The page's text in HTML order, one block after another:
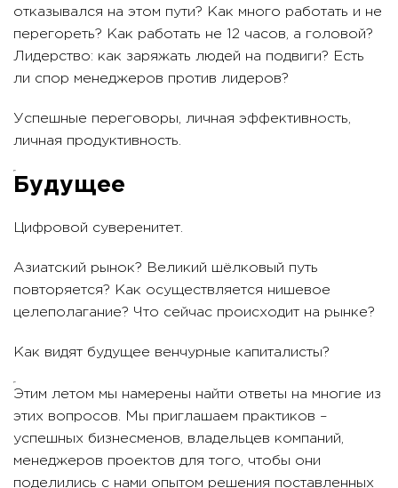
отказывался на этом пути? Как много работать и не
перегореть? Как работать не 12 часов, а головой?
Лидерство: как заряжать людей на подвиги? Есть
ли спор менеджеров против лидеров?
Успешные переговоры, личная эффективность,
личная продуктивность.
Будущее
Цифровой суверенитет.
Азиатский рынок? Великий шёлковый путь
повторяется? Как осуществляется нишевое
целеполагание? Что сейчас происходит на рынке?
Как видят будущее венчурные капиталисты?
Этим летом мы намерены найти ответы на многие из
этих вопросов. Мы приглашаем практиков –
успешных бизнесменов, владельцев компаний,
менеджеров проектов для того, чтобы они
поделились с нами опытом решения поставленных